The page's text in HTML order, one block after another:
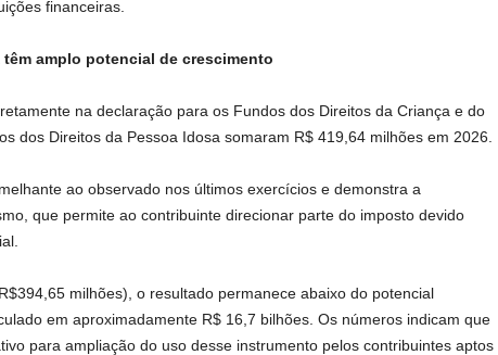
financeiras.
amplo potencial de crescimento
na declaração para os Fundos dos Direitos da Criança e do
dos Direitos da Pessoa Idosa somaram R$ 419,64 milhões em 2026.
ao observado nos últimos exercícios e demonstra a
que permite ao contribuinte direcionar parte do imposto devido
milhões), o resultado permanece abaixo do potencial
em aproximadamente R$ 16,7 bilhões. Os números indicam que
para ampliação do uso desse instrumento pelos contribuintes aptos